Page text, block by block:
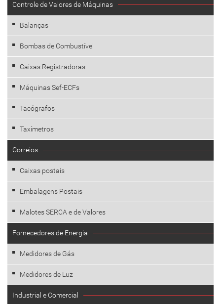
Controle de Valores de Máquinas
Balanças
Bombas de Combustível
Caixas Registradoras
Máquinas Sef-ECFs
Tacógrafos
Taxímetros
Correios
Caixas postais
Embalagens Postais
Malotes SERCA e de Valores
Fornecedores de Energia
Medidores de Gás
Medidores de Luz
Industrial e Comercial